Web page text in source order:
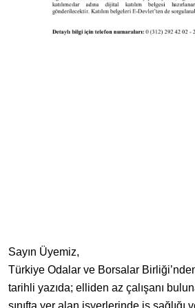
Sayın Üyemiz,
Türkiye Odalar ve Borsalar
tarihli yazıda; elliden az çalışanı
sınıfta yer alan işyerlerinde iş sağlığı